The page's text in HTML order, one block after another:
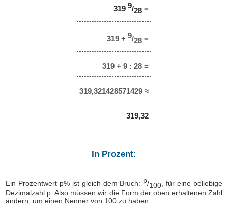
319 9/28 =
319 + 9/28 =
319 + 9 : 28 =
319,321428571429 ≈
319,32
In Prozent:
Ein Prozentwert p% ist gleich dem Bruch: p/100 , für eine beliebige
Dezimalzahl p. Also müssen wir die Form der oben erhaltenen Zahl
ändern, um einen Nenner von 100 zu haben.